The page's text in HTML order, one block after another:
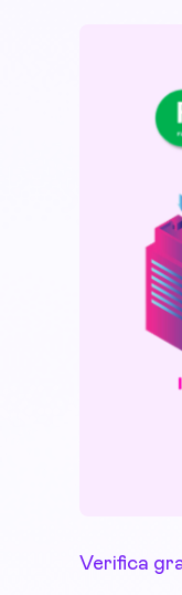
Verifica